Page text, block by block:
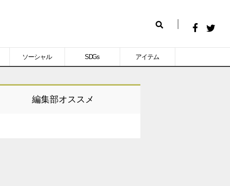
ソーシャル SDGs アイテム
索
Facebook
編集部オススメ